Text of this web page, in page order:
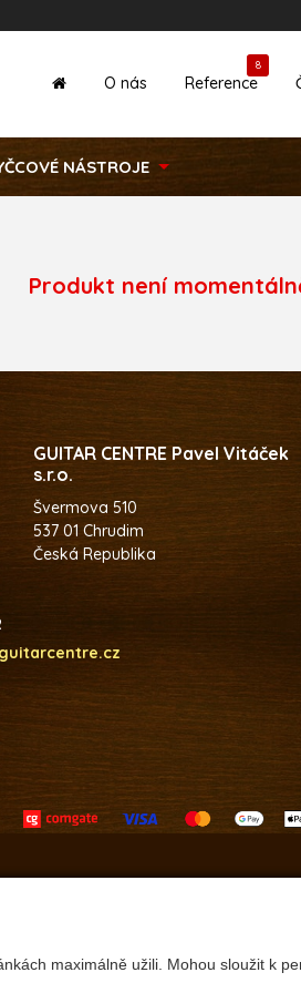
maximálně užili. Mohou sloužit k
O nás Reference
8
NÁSTROJE
Produkt není
GUITAR CENTRE Pavel Vitáček
s.r.o.
Švermova 510
537 01 Chrudim
Česká Republika